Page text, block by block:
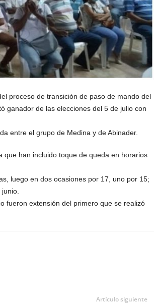
proceso de transición de paso de mando del
ganador de las elecciones del 5 de julio con
entre el grupo de Medina y de Abinader.
que han incluido toque de queda en horarios
luego en dos ocasio­nes por 17, uno por 15;
fueron extensión del primero que se realizó
Artículo siguiente